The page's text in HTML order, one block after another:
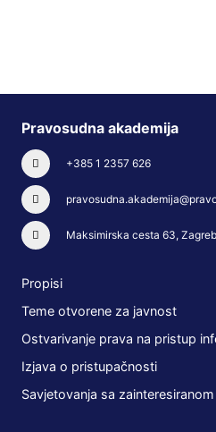
Pravosudna akademija
+385 1 2357 626
Maksimirska cesta 63, Zagreb
Propisi
Teme otvorene za javnost
Ostvarivanje prava na pristup
Izjava o pristupačnosti
Savjetovanja sa